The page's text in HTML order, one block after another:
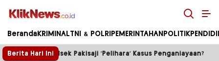
Kliknews.co.id
Beranda KRIMINAL TNI & POLRI PEMERINTAHAN POLITIK
Berita Hari IniKasus Penganiayaan? Truk Tambang ilegal